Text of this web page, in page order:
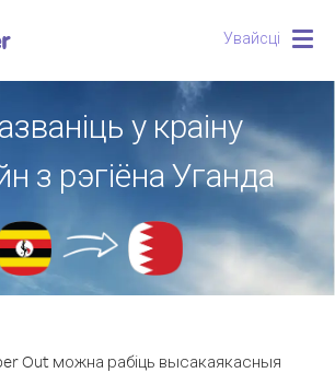
Увайсці
у краіну
з рэгіёна Уганда
Out можна рабіць высакаякасныя